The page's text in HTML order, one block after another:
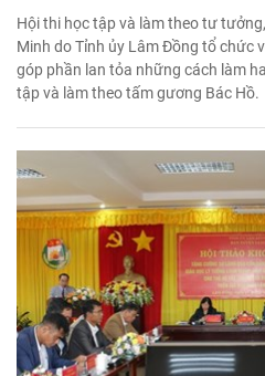
Hội thi học tập và làm theo tư
Minh do Tỉnh ủy Lâm Đồng tổ chức
góp phần lan tỏa những cách làm
tập và làm theo tấm gương Bác Hồ.